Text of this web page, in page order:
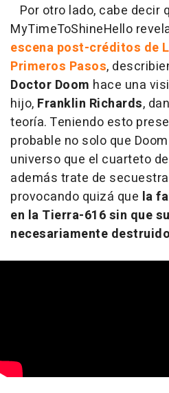
Por otro lado, cabe decir
MyTimeToShineHello
escena post-créditos de
Primeros Pasos,
Doctor Doom hace una
hijo, Franklin Richards,
teoría. Teniendo esto
probable no solo que
universo que el cuarteto
además trate de
provocando quizá que la
en la Tierra-616 sin que
necesariamente